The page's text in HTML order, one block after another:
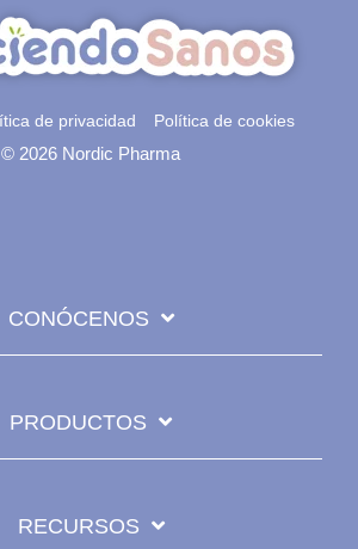
de privacidad Política de cookies
© 2026 Nordic Pharma
CONÓCENOS
PRODUCTOS
RECURSOS